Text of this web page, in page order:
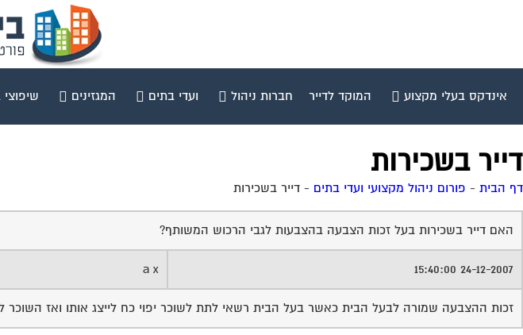
אינדקס בעלי מקצוע המוקד לדייר חברות ניהול ועדי בתים המגזינים שיפוצי
דייר בשכירות
דף הבית - פורום ניהול מקצועי ועדי בתים - דייר בשכירות
האם דייר בשכירות בעל זכות הצבעה בהצבעות לגבי הרכוש המשותף?
24-12-2007 15:40:00
a x
זכות ההצבעה שמורה לבעל הבית כאשר בעל הבית רשאי לתת לשוכר יפוי כח לייצג אותו ואז השוכר